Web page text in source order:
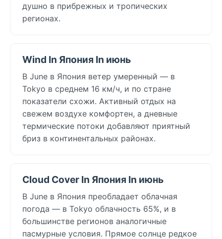
душно в прибрежных и тропических
регионах.
Wind In Япония In июнь
В June в Япония ветер умеренный — в
Tokyo в среднем 16 км/ч, и по стране
показатели схожи. Активный отдых на
свежем воздухе комфортен, а дневные
термические потоки добавляют приятный
бриз в континентальных районах.
Cloud Cover In Япония In июнь
В June в Япония преобладает облачная
погода — в Tokyo облачность 65%, и в
большинстве регионов аналогичные
пасмурные условия. Прямое солнце редкое